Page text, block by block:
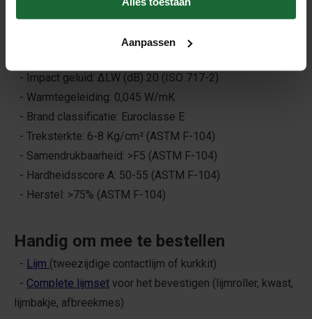
Aanpassen
- Korrelgrootte: 1-3mm (gemiddeld)
- Dichtheid: ca. 200 kg/m³
- Impact geluid: ΔLW (dB) 20 (ISO 717-2)
- Warmtegeleiding: 0,045 W/mK
- Brand classificatie: Euroclasse E
- Treksterkte: 6-8 Kg/cm² (ASTM F-104)
- Samendrukbaarheid: >F5 (ASTM F-104)
- Hardheidsscore A: 50-55 (ASTM F-104)
- Herstel: >75% (ASTM F-104)
Handig om mee te bestellen
- Lijm (tweezijdige contactlijm of kurkkit)
- Complete lijmset voor het bevestigen (lijmroller, kwast,
lijmbakje, afbreekmes)